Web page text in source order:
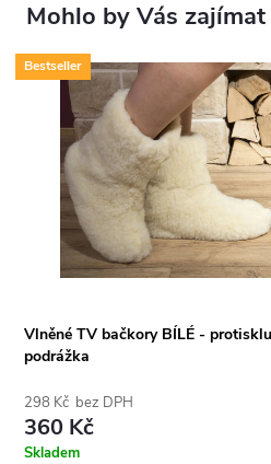
Mohlo by Vás zajímat
Bestseller
Vlněné TV bačkory BÍLÉ -
podrážka
298 Kč bez DPH
360 Kč
Skladem